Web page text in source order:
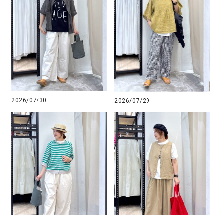
2026/07/30 2026/07/29